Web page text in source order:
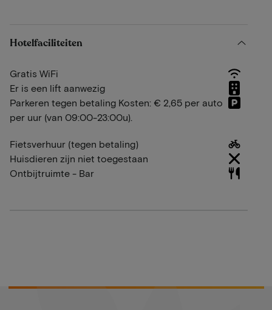
Hotelfaciliteiten
Gratis WiFi
Er is een lift aanwezig
Parkeren tegen betaling Kosten: € 2,65 per auto
per uur (van 09:00-23:00u).
Fietsverhuur (tegen betaling)
Huisdieren zijn niet toegestaan
Ontbijtruimte - Bar